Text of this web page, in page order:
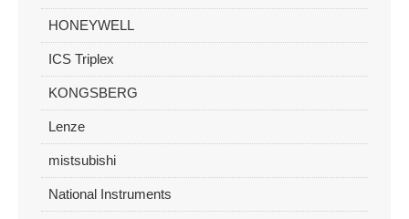
HONEYWELL
ICS Triplex
KONGSBERG
Lenze
mistsubishi
National Instruments